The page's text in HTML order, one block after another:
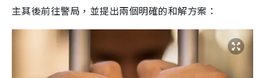
主其後前往警局，並提出兩個明確的和解方案：